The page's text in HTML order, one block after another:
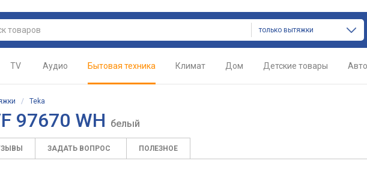
только вытяжки
TV Аудио Бытовая техника Климат Дом Детские товары Авто
/ Teka
97670 WH белый
ЗАДАТЬ ВОПРОС ПОЛЕЗНОЕ